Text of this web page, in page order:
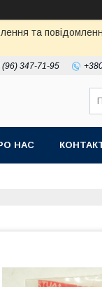
та
(96) 347-71-95
НАС